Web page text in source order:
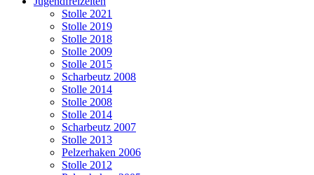
Stolle 2021
Stolle 2019
Stolle 2018
Stolle 2009
Stolle 2015
Scharbeutz 2008
Stolle 2014
Stolle 2008
Stolle 2014
Scharbeutz 2007
Stolle 2013
Pelzerhaken 2006
Stolle 2012